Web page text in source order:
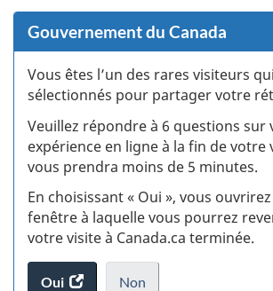
Gouvernement du Canada
Vous êtes l’un des rares visiteurs
sélectionnés pour partager votre
Veuillez répondre à 6 questions sur
expérience en ligne à la fin de votre
vous prendra moins de 5 minutes.
En choisissant « Oui », vous
fenêtre à laquelle vous pourrez
votre visite à Canada.ca terminée.
Oui
accéder
Non